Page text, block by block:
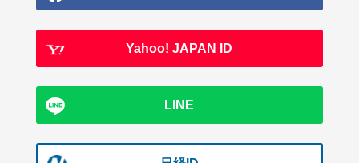
Yahoo! JAPAN ID
LINE